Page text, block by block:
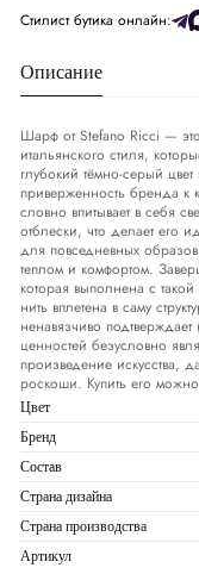
Стилист бутика онлайн:
Описание
Шарф от Stefano Ricci —
итальянского стиля,
глубокий тёмно-серый цвет
приверженность бренда к
словно впитывает в себя
отблески, что делает его
для повседневных
теплом и комфортом.
которая выполнена с такой
нить вплетена в саму
ненавязчиво
ценностей безусловно
произведение искусства,
роскоши. Купить его
Цвет
Бренд
Состав
Страна дизайна
Страна производства
Артикул